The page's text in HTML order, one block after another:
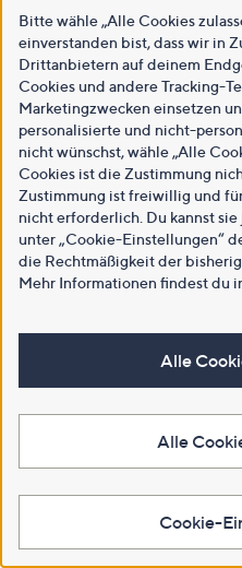
Bitte wähle „Alle Cookies
einverstanden bist, dass wir in
Drittanbietern auf deinem
Cookies und andere Tracking-
Marketingzwecken einsetzen
personalisierte und nicht-
nicht wünschst, wähle „Alle
Cookies ist die Zustimmung
Zustimmung ist freiwillig und
nicht erforderlich. Du kannst
unter „Cookie-Einstellungen“
die Rechtmäßigkeit der
Mehr Informationen findest du
Alle
Alle
Cookie-